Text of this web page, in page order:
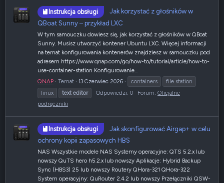
Instrukcja obsługi
Jak korzystać z głośników w
QBoat Sunny – przykład LXC
W tym samouczku dowiesz się, jak korzystać z głośników w QBoat
Sunny. Musisz utworzyć kontener Ubuntu LXC. Więcej informacji
na temat konfigurowania kontenerów znajdziesz w samouczku pod
adresem https://www.qnap.com/go/how-to/tutorial/article/how-to-
use-container-station Konfigurowanie...
QNAP
Temat 13 Czerwiec 2026 containers
file station
linux
text editor Odpowiedzi: 0 Forum: Oficjalne
podręczniki
Instrukcja obsługi
Jak skonfigurować Airgap+ w celu
ochrony kopii zapasowych HBS
NAS Wszystkie modele NAS Systemy operacyjne: QTS 5.2.x lub
nowszy QuTS hero h5.2.x lub nowszy Aplikacje: Hybrid Backup
Sync (HBS3) 25 lub nowszy Routery QHora-321 QHora-322
System operacyjny: QuRouter 2.4.2 lub nowszy Przełączniki QSW-